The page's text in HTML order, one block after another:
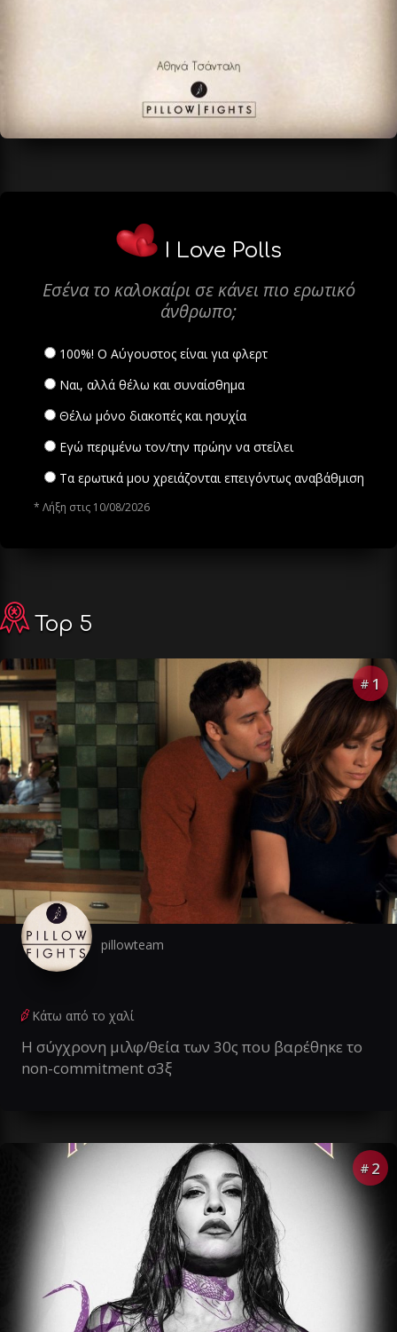
I Love Polls
Εσένα το καλοκαίρι σε κάνει πιο ερωτικό
άνθρωπο;
100%! Ο Αύγουστος είναι για φλερτ
Ναι, αλλά θέλω και συναίσθημα
Θέλω μόνο διακοπές και ησυχία
Εγώ περιμένω τον/την πρώην να στείλει
Τα ερωτικά μου χρειάζονται επειγόντως αναβάθμιση
* Λήξη στις 10/08/2026
Top 5
# 1
pillowteam
Κάτω από το χαλί
Η σύγχρονη μιλφ/θεία των 30ς που βαρέθηκε το
non-commitment σ3ξ
# 2